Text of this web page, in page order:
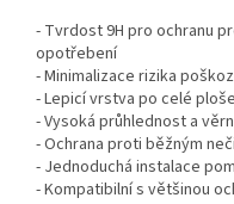
- Tvrdost 9H pro ochranu
opotřebení
- Minimalizace rizika
- Lepicí vrstva po celé
- Vysoká průhlednost a
- Ochrana proti běžným
- Jednoduchá instalace
- Kompatibilní s většinou